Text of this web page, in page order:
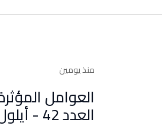
منذ يومين
العوامل
العدد 42 - أيلول 2020]